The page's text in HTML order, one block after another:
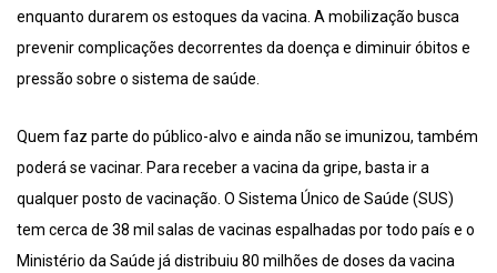
enquanto durarem os estoques da vacina. A mobilização busca
prevenir complicações decorrentes da doença e diminuir óbitos e
pressão sobre o sistema de saúde.
Quem faz parte do público-alvo e ainda não se imunizou, também
poderá se vacinar. Para receber a vacina da gripe, basta ir a
qualquer posto de vacinação. O Sistema Único de Saúde (SUS)
tem cerca de 38 mil salas de vacinas espalhadas por todo país e o
Ministério da Saúde já distribuiu 80 milhões de doses da vacina